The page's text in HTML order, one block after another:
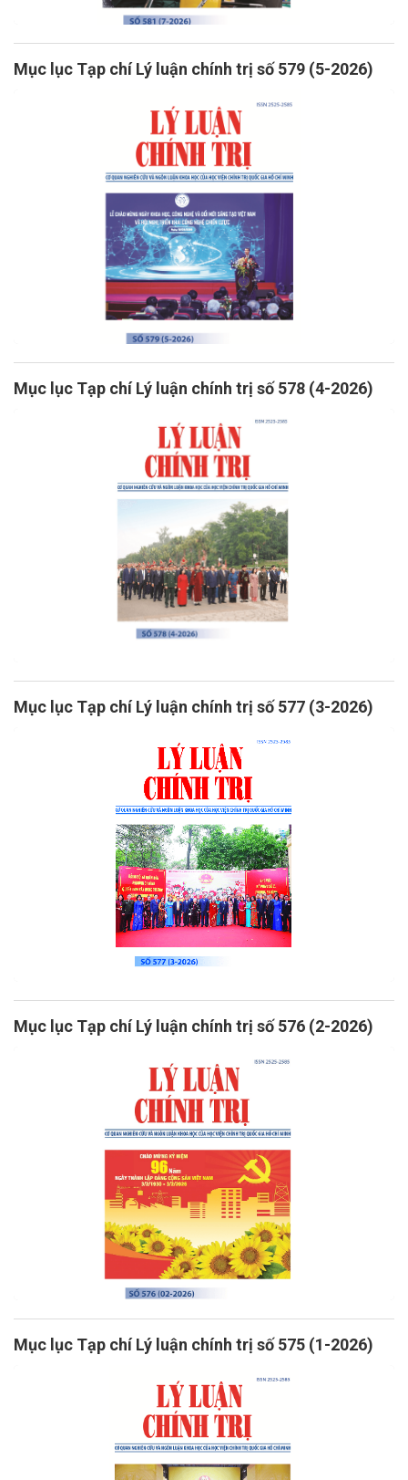
Mục lục Tạp chí Lý luận chính trị số 579 (5-2026)
Mục lục Tạp chí Lý luận chính trị số 578 (4-2026)
Mục lục Tạp chí Lý luận chính trị số 577 (3-2026)
Mục lục Tạp chí Lý luận chính trị số 576 (2-2026)
Mục lục Tạp chí Lý luận chính trị số 575 (1-2026)